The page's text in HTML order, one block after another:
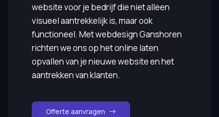
website voor je bedrijf die niet alleen
visueel aantrekkelijk is, maar ook
functioneel. Met webdesign Ganshoren
richten we ons op het online laten
opvallen van je nieuwe website en het
aantrekken van klanten.
Offerte aanvragen